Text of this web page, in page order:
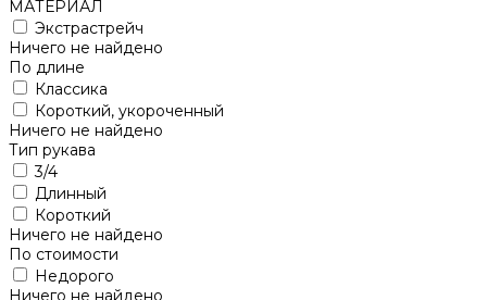
МАТЕРИАЛ
Экстрастрейч
Ничего не найдено
По длине
Классика
Короткий, укороченный
Ничего не найдено
Тип рукава
3/4
Длинный
Короткий
Ничего не найдено
По стоимости
Недорого
Ничего не найдено